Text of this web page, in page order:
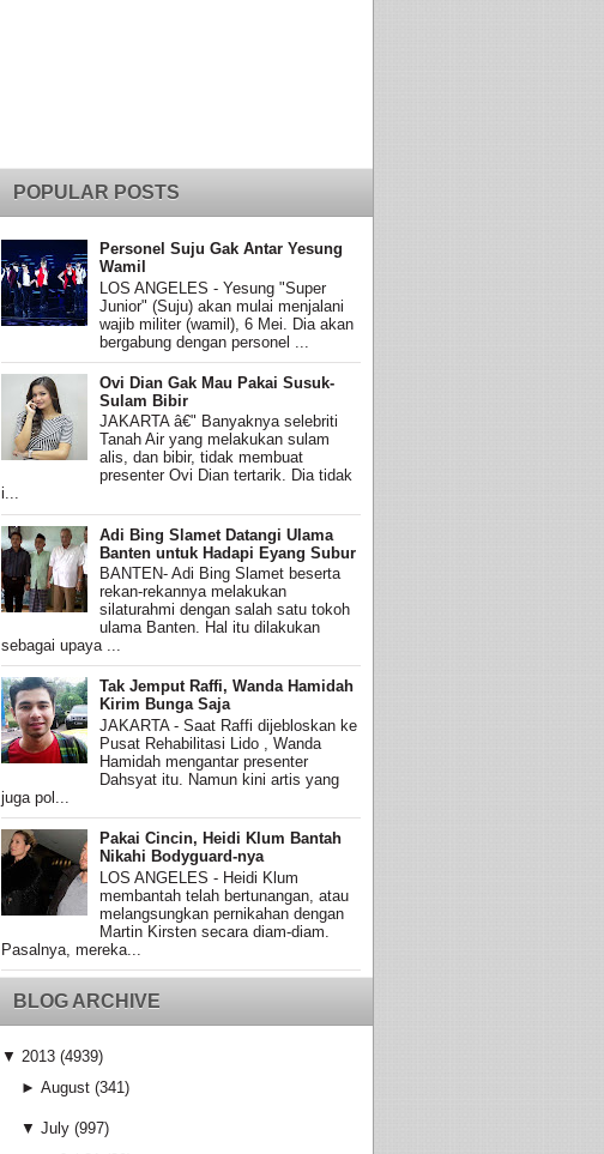
POPULAR POSTS
Personel Suju Gak Antar Yesung
Wamil
LOS ANGELES - Yesung "Super
Junior" (Suju) akan mulai menjalani
wajib militer (wamil), 6 Mei. Dia akan
bergabung dengan personel ...
Ovi Dian Gak Mau Pakai Susuk-
Sulam Bibir
JAKARTA â€" Banyaknya selebriti
Tanah Air yang melakukan sulam
alis, dan bibir, tidak membuat
presenter Ovi Dian tertarik. Dia tidak
i...
Adi Bing Slamet Datangi Ulama
Banten untuk Hadapi Eyang Subur
BANTEN- Adi Bing Slamet beserta
rekan-rekannya melakukan
silaturahmi dengan salah satu tokoh
ulama Banten. Hal itu dilakukan
sebagai upaya ...
Tak Jemput Raffi, Wanda Hamidah
Kirim Bunga Saja
JAKARTA - Saat Raffi dijebloskan ke
Pusat Rehabilitasi Lido , Wanda
Hamidah mengantar presenter
Dahsyat itu. Namun kini artis yang
juga pol...
Pakai Cincin, Heidi Klum Bantah
Nikahi Bodyguard-nya
LOS ANGELES - Heidi Klum
membantah telah bertunangan, atau
melangsungkan pernikahan dengan
Martin Kirsten secara diam-diam.
Pasalnya, mereka...
BLOG ARCHIVE
▼ 2013 (4939)
► August (341)
▼ July (997)